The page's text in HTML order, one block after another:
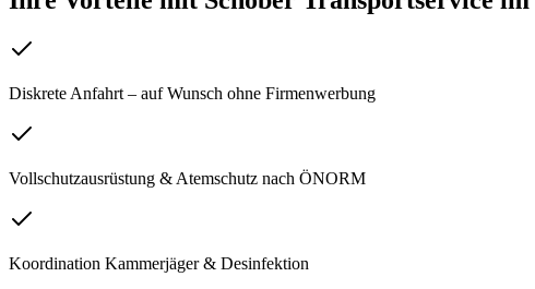
Diskrete Anfahrt – auf Wunsch ohne Firmenwerbung
Vollschutzausrüstung & Atemschutz nach ÖNORM
Koordination Kammerjäger & Desinfektion